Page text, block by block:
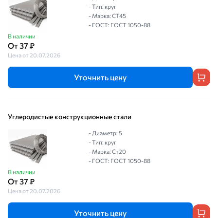
В наличии
От 37 ₽
Цена от 20.07.2026
- Тип: круг
- Марка: СТ45
- ГОСТ: ГОСТ 1050-88
Уточнить цену
Углеродистые конструкционные стали
В наличии
От 37 ₽
Цена от 20.07.2026
- Диаметр: 5
- Тип: круг
- Марка: Ст20
- ГОСТ: ГОСТ 1050-88
Уточнить цену